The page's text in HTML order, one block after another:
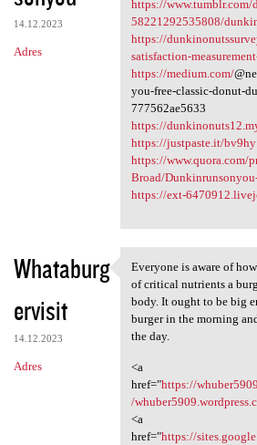
14.12.2023
Adres
https://
58221292535808/
https://
satisfaction-
https://medium.com/
you-free-classic-donut-
777562ae5633
https://
https://justpaste.it/bv9hy
https://www.quora.com/
Broad/
https://ext-
Whataburg
ervisit
14.12.2023
Adres
Everyone is aware
Everyone is aware of
of critical nutrients a
body. It ought to be big
burger in the morning
the day.
<a
href="https://
/
<a
href="https://